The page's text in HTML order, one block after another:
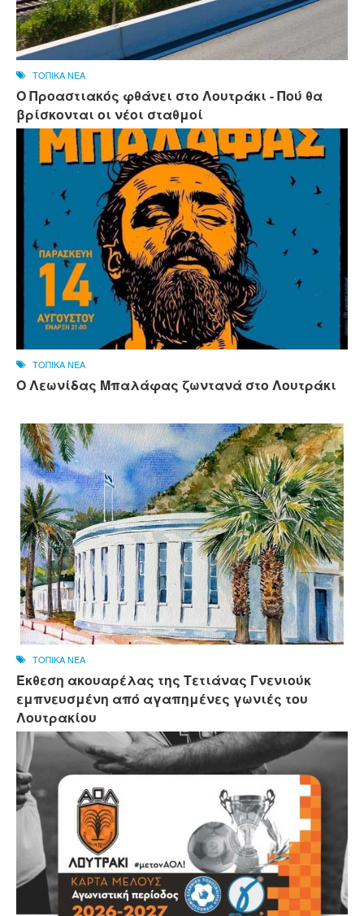
ΤΟΠΙΚΑ ΝΕΑ
Ο Προαστιακός φθάνει στο Λουτράκι - Πού θα
βρίσκονται οι νέοι σταθμοί
ΤΟΠΙΚΑ ΝΕΑ
Ο Λεωνίδας Μπαλάφας ζωντανά στο Λουτράκι
ΤΟΠΙΚΑ ΝΕΑ
Έκθεση ακουαρέλας της Τετιάνας Γνενιούκ
εμπνευσμένη από αγαπημένες γωνιές του
Λουτρακίου